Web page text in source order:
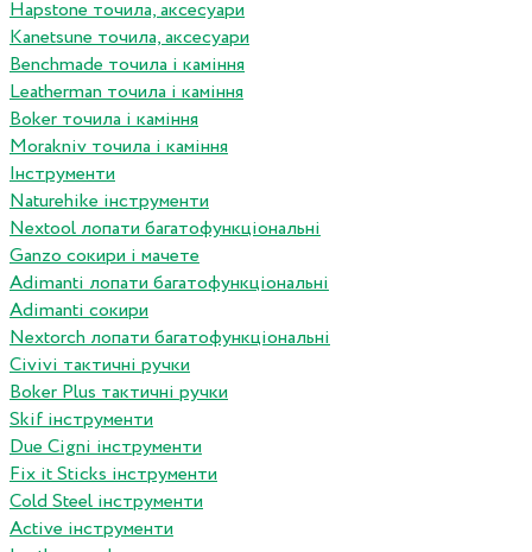
Hapstone точила, аксесуари
Kanetsune точила, аксесуари
Benchmade точила і каміння
Leatherman точила і каміння
Boker точила і каміння
Morakniv точила і каміння
Інструменти
Naturehike інструменти
Nextool лопати багатофункціональні
Ganzo сокири і мачете
Adimanti лопати багатофункціональні
Adimanti сокири
Nextorch лопати багатофункціональні
Сivivi тактичні ручки
Boker Plus тактичні ручки
Skif інструменти
Due Cigni інструменти
Fix it Sticks інструменти
Сold Steel інструменти
Active інструменти